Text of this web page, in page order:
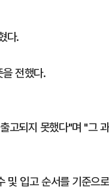
다.
전했다.
고되지 못했다"며 "그 과
및 입고 순서를 기준으로